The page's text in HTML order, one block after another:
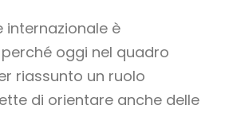
internazionale è
oggi nel quadro
riassunto un ruolo
di orientare anche delle